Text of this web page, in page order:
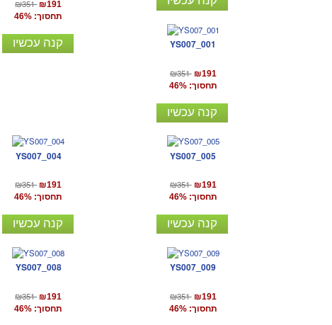
₪351 ₪191
תחסוך: 46%
קנה עכשיו YS007_001
₪351 ₪191
תחסוך: 46%
קנה עכשיו
YS007_004
₪351 ₪191
תחסוך: 46%
קנה עכשיו
YS007_005
₪351 ₪191
תחסוך: 46%
קנה עכשיו
YS007_008
₪351 ₪191
תחסוך: 46%
YS007_009
₪351 ₪191
תחסוך: 46%